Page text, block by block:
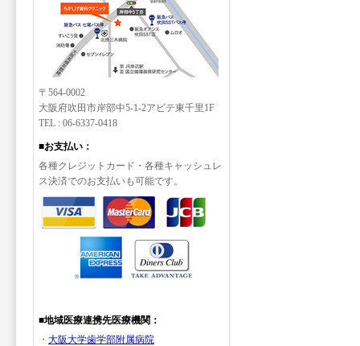
〒564-0002
大阪府吹田市岸部中5-1-2アビテ東千里1F
TEL : 06-6337-0418
■お支払い：
各種クレジットカード・各種キャッシュレ
ス決済でのお支払いも可能です。
■地域医療連携先医療機関：
・ 大阪大学歯学部附属病院